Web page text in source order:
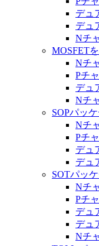
デュ
デュ
Nチ
MOSFET
Nチ
Pチ
デュ
Nチ
SOPパッ
Nチ
Pチ
デュ
デュ
SOTパッ
Nチ
Pチ
デュ
デュ
Nチ